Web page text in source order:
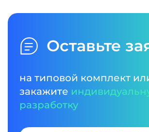
Оставьте
на типовой комплект
закажите
разработку